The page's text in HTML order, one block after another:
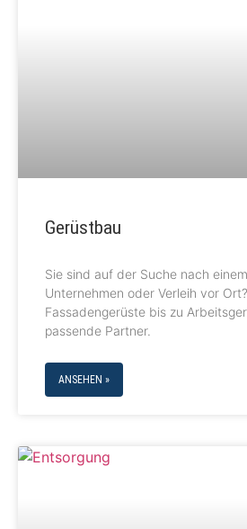
Gerüstbau
Sie sind auf der Suche nach
Unternehmen oder Verleih vor
Fassadengerüste bis zu
passende Partner.
ANSEHEN »